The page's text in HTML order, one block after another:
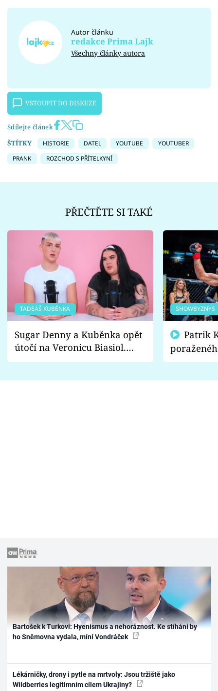
Autor článku
redakce Prima Lajk
Všechny články autora
VSTOUPIT DO DISKUZE
Sdílejte článek
ŠTÍTKY
HISTORIE DATEL YOUTUBE
YOUTUBER
PRANK
ROZCHOD S PŘÍTELKYNÍ
PŘEČTĚTE SI TAKÉ
TADEÁŠ KUBĚNKA
Sugar Denny a Kuběnka opět
útočí na Veronicu Biasiol.
Proč je podle nich falešná a
SHOWBYZNYS
fanoušci
Bartošek k Turkovi: Hyenismus a nehoráznost. Ke stíhání by
ho Sněmovna vydala, míní Vondráček
Lékárničky, drony i pytle na mrtvoly: Jsou tržiště jako
Wildberries legitimním cílem Ukrajiny?